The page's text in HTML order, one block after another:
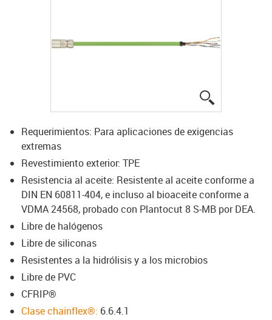
Requerimientos: Para aplicaciones de exigencias
extremas
Revestimiento exterior: TPE
Resistencia al aceite: Resistente al aceite conforme a
DIN EN 60811-404, e incluso al bioaceite conforme a
VDMA 24568, probado con Plantocut 8 S-MB por DEA.
Libre de halógenos
Libre de siliconas
Resistentes a la hidrólisis y a los microbios
Libre de PVC
CFRIP®
Clase chainflex®: 6.6.4.1